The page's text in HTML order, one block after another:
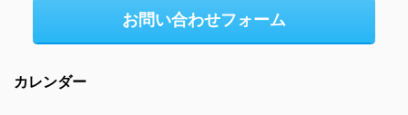
お問い合わせフォーム
カレンダー